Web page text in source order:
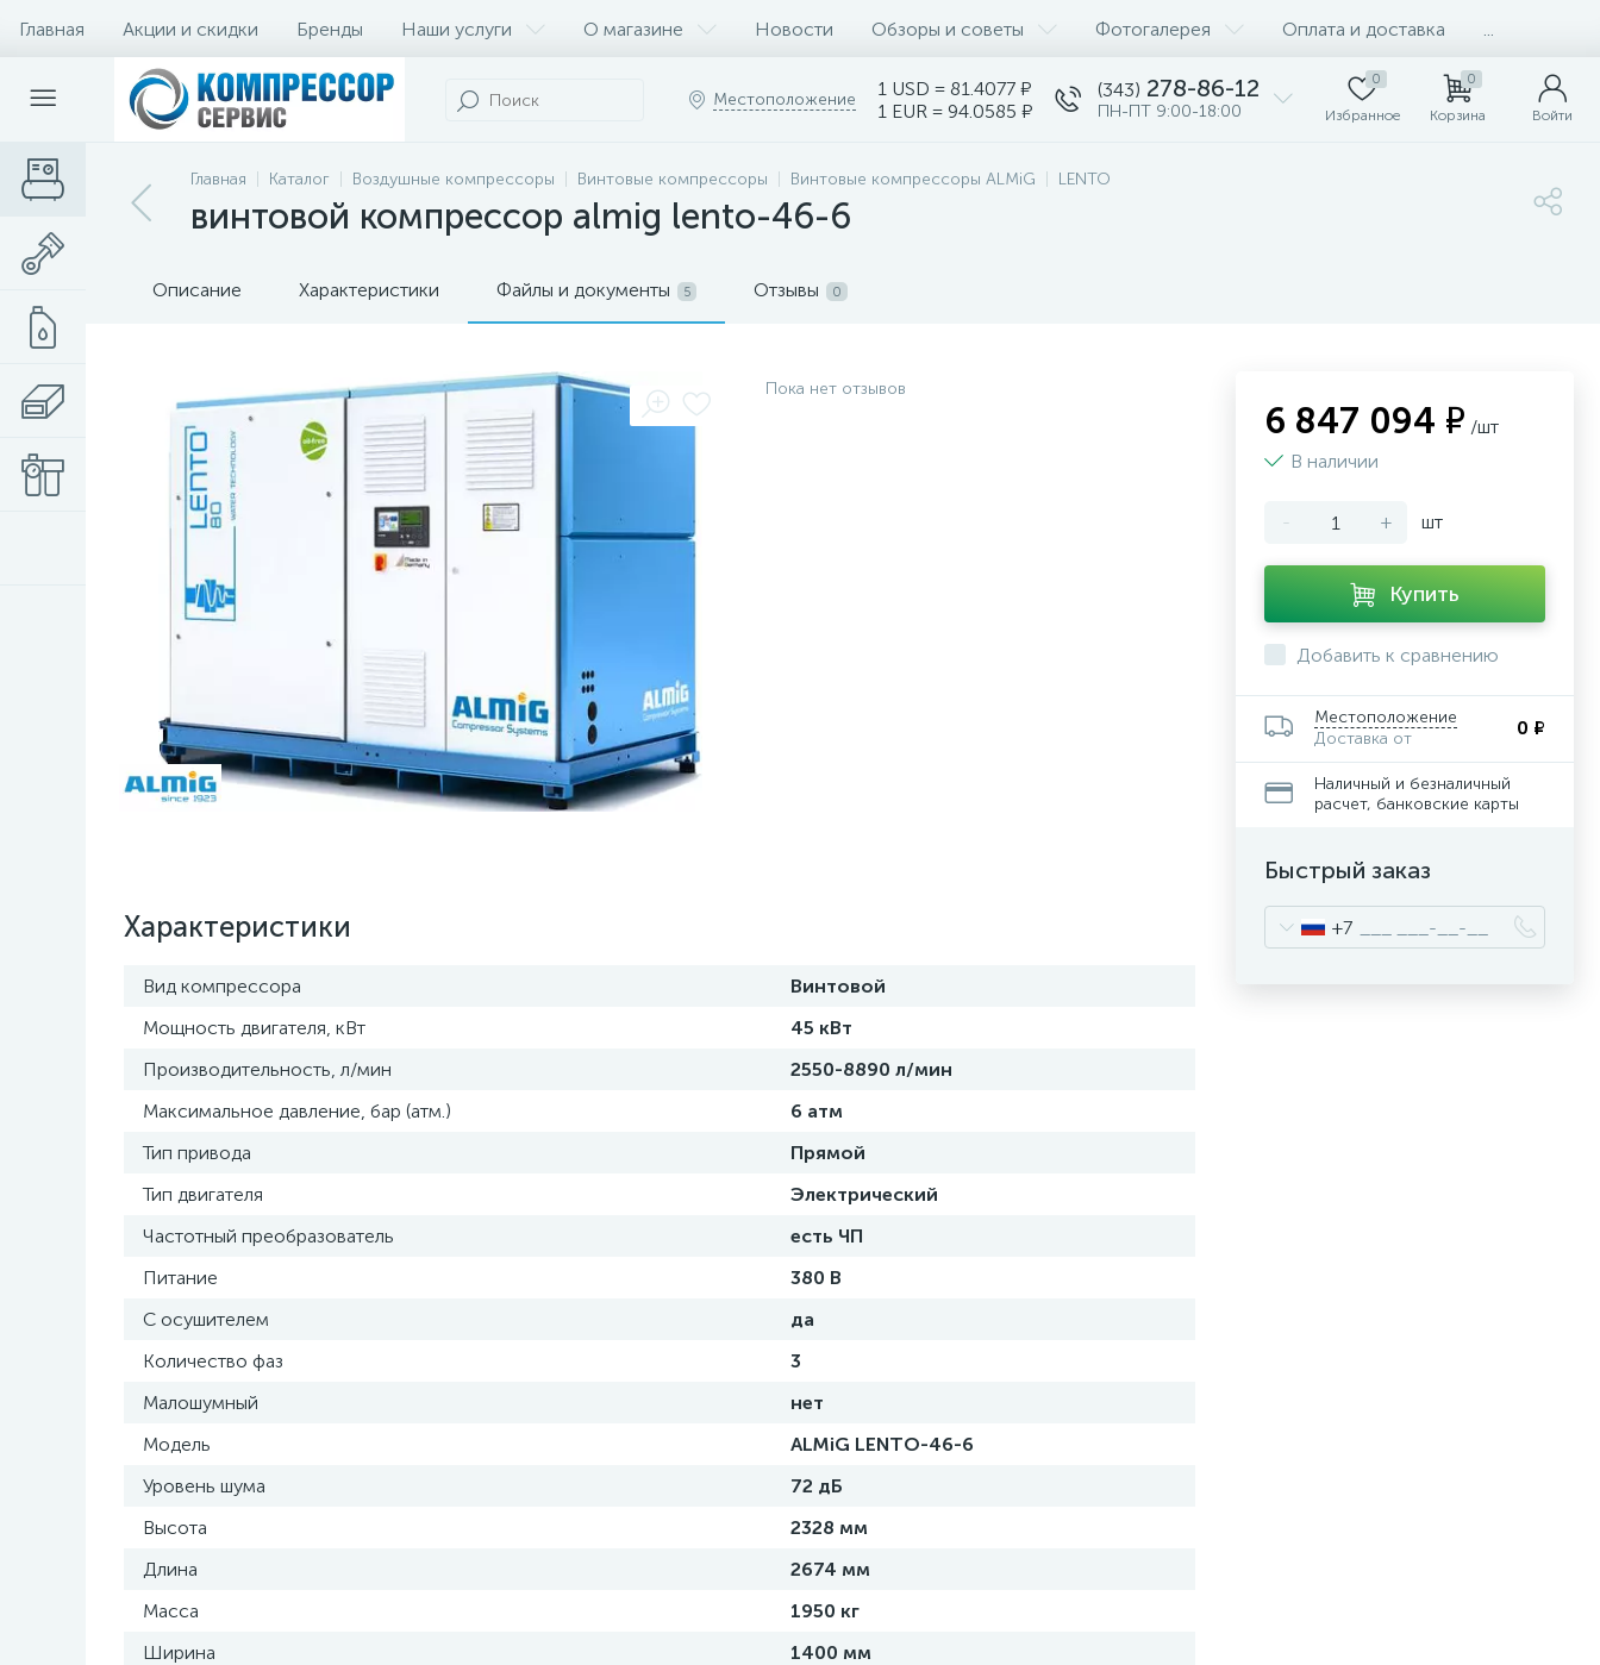
Главная Акции и скидки Бренды Наши услуги О магазине Новости Обзоры и советы Фотогалерея Оплата и доставка
Местоположение
1 USD = 81.4077 ₽
1 EUR = 94.0585 ₽
(343) 278-86-12
ПН-ПТ 9:00-18:00
0
Избранное
0
Корзина Войти
Главная Каталог Воздушные компрессоры Винтовые компрессоры Винтовые компрессоры ALMiG LENTO
винтовой компрессор almig lento-46-6
Описание Характеристики Файлы и документы 5 Отзывы 0
Пока нет отзывов
Характеристики
Вид компрессора
Винтовой
Мощность двигателя, кВт
45 кВт
Производительность, л/мин
2550-8890 л/мин
Максимальное давление, бар (атм.)
6 атм
Тип привода
Прямой
Тип двигателя
Электрический
Частотный преобразователь
есть ЧП
Питание
380 В
С осушителем
да
Количество фаз
3
Малошумный
нет
Модель
ALMiG LENTO-46-6
Уровень шума
72 дБ
Высота
2328 мм
Длина
2674 мм
Масса
1950 кг
Ширина
1400 мм
6 847 094 ₽ /шт
В наличии
- + шт
Купить
Добавить к сравнению
Местоположение
Доставка от
0 ₽
Наличный и безналичный
расчет, банковские карты
Быстрый заказ
+7